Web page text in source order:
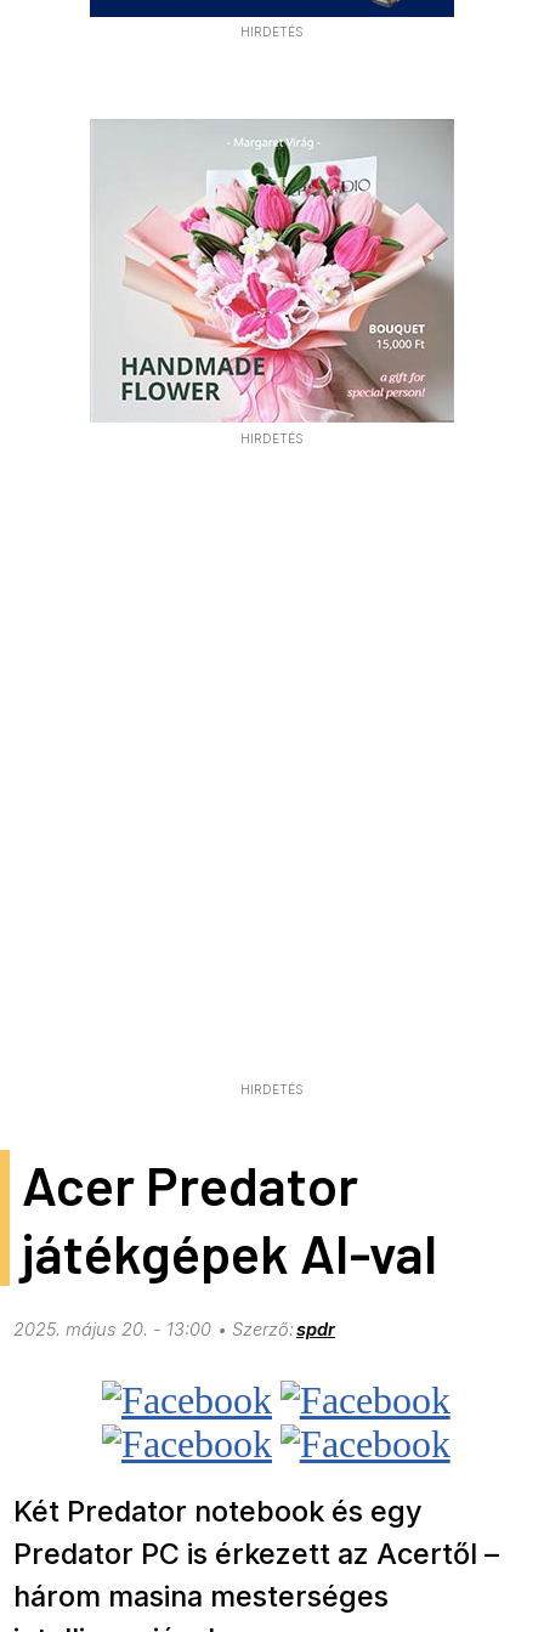
HIRDETÉS
HIRDETÉS
HIRDETÉS
Acer Predator
játékgépek AI-val
2025. május 20. - 13:00 spdr
Két Predator notebook és egy
Predator PC is érkezett az Acertől –
három masina mesterséges